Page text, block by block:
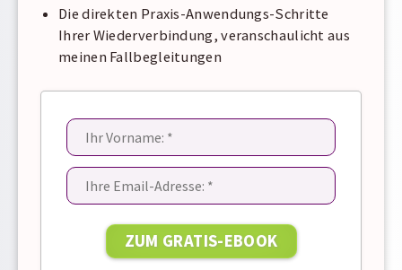
Die direkten Praxis-Anwendungs-Schritte
Ihrer Wiederverbindung, veranschaulicht aus
meinen Fallbegleitungen